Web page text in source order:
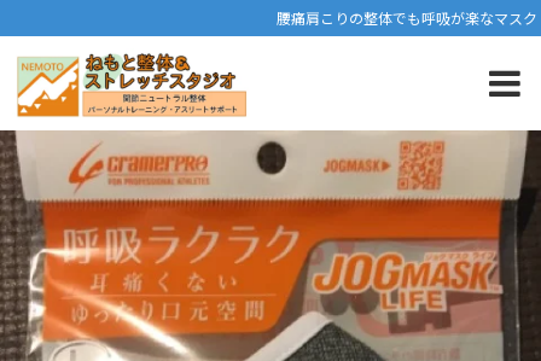
腰痛肩こりの整体でも呼吸が楽なマスク